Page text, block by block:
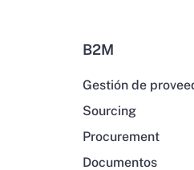
B2M
Gestión de
Sourcing
Procurement
Documentos